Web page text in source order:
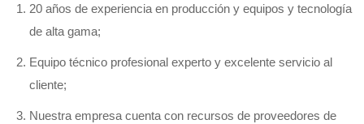
20 años de experiencia en producción y equipos y tecnología
de alta gama;
Equipo técnico profesional experto y excelente servicio al
cliente;
Nuestra empresa cuenta con recursos de proveedores de